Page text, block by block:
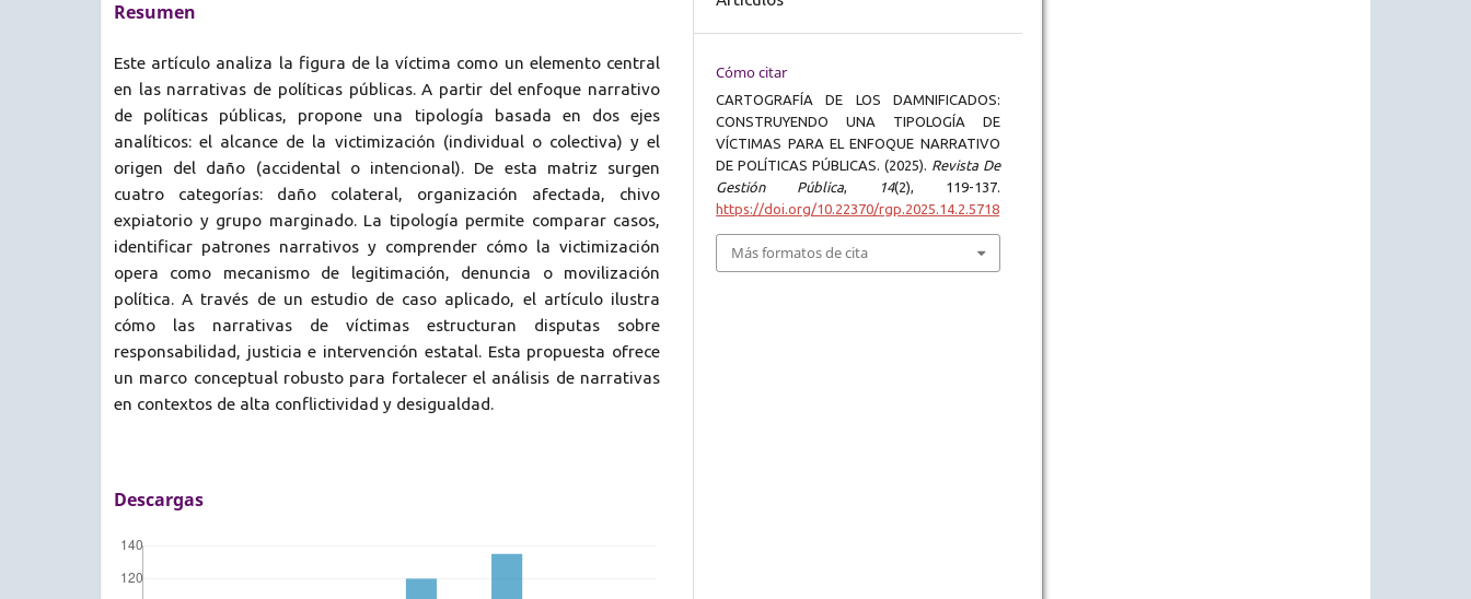
Resumen
Este artículo analiza la figura de la víctima como un elemento central
en las narrativas de políticas públicas. A partir del enfoque narrativo
de políticas públicas, propone una tipología basada en dos ejes
analíticos: el alcance de la victimización (individual o colectiva) y el
origen del daño (accidental o intencional). De esta matriz surgen
cuatro categorías: daño colateral, organización afectada, chivo
expiatorio y grupo marginado. La tipología permite comparar casos,
identificar patrones narrativos y comprender cómo la victimización
opera como mecanismo de legitimación, denuncia o movilización
política. A través de un estudio de caso aplicado, el artículo ilustra
cómo las narrativas de víctimas estructuran disputas sobre
responsabilidad, justicia e intervención estatal. Esta propuesta ofrece
un marco conceptual robusto para fortalecer el análisis de narrativas
en contextos de alta conflictividad y desigualdad.
Descargas
Cómo citar
CARTOGRAFÍA DE LOS DAMNIFICADOS:
CONSTRUYENDO UNA TIPOLOGÍA DE
VÍCTIMAS PARA EL ENFOQUE NARRATIVO
DE POLÍTICAS PÚBLICAS. (2025). Revista De
Gestión Pública, 14(2), 119-137.
https://doi.org/10.22370/rgp.2025.14.2.5718
Más formatos de cita